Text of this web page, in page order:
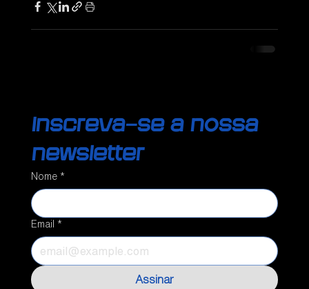
Inscreva-se a nossa
newsletter
Nome *
Email *
Assinar